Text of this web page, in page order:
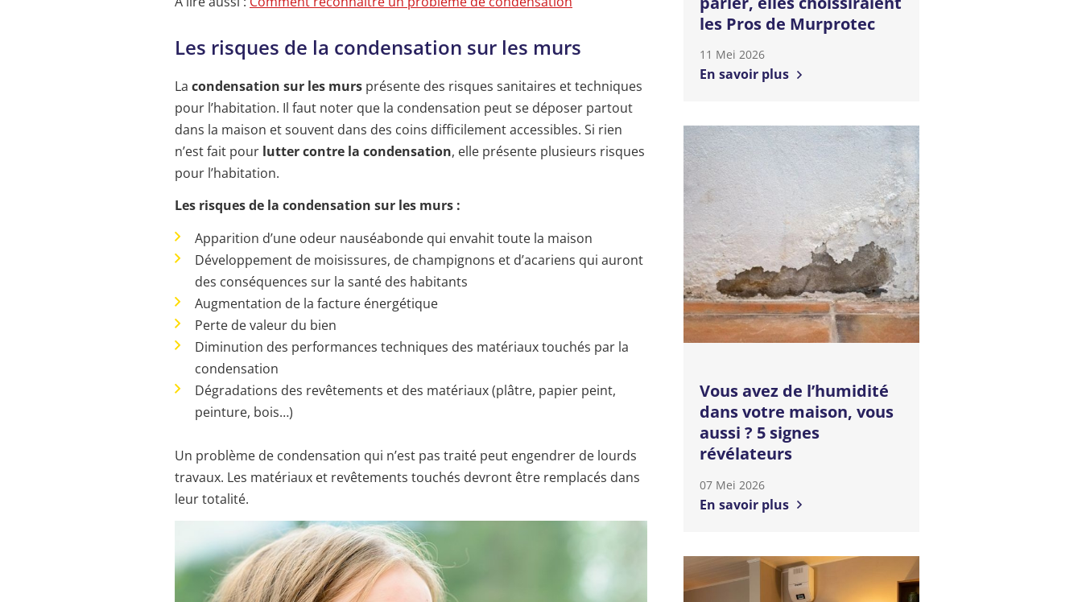
Les risques de la condensation sur les murs
La condensation sur les murs présente des risques sanitaires et techniques
pour l’habitation. Il faut noter que la condensation peut se déposer partout
dans la maison et souvent dans des coins difficilement accessibles. Si rien
n’est fait pour lutter contre la condensation, elle présente plusieurs risques
pour l’habitation.
Les risques de la condensation sur les murs :
Apparition d’une odeur nauséabonde qui envahit toute la maison
Développement de moisissures, de champignons et d’acariens qui auront
des conséquences sur la santé des habitants
Augmentation de la facture énergétique
Perte de valeur du bien
Diminution des performances techniques des matériaux touchés par la
condensation
Dégradations des revêtements et des matériaux (plâtre, papier peint,
peinture, bois…)
Un problème de condensation qui n’est pas traité peut engendrer de lourds
travaux. Les matériaux et revêtements touchés devront être remplacés dans
leur totalité.
les Pros de Murprotec
11 Mei 2026
En savoir plus
Vous avez de l’humidité
dans votre maison, vous
aussi ? 5 signes
révélateurs
07 Mei 2026
En savoir plus